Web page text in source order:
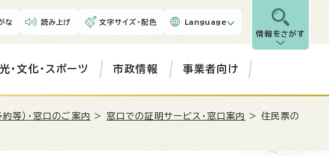
な 読み上げ 文字サイズ・配色 Language
情報をさがす
・文化・スポーツ 市政情報 事業者向け
等）・窓口のご案内 > 窓口での証明サービス・窓口案内
> 住民票の